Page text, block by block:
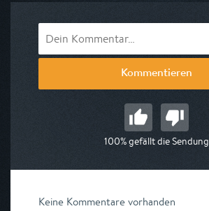
Kommentieren
100% gefällt die Sendung
Keine Kommentare vorhanden